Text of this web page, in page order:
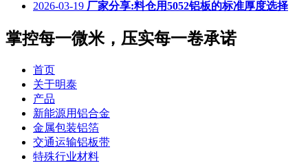
2026-03-19 厂家分享:料仓用5052铝板的标准厚度选择
掌控每一微米，压实每一卷承诺
首页
关于明泰
产品
新能源用铝合金
金属包装铝箔
交通运输铝板带
特殊行业材料